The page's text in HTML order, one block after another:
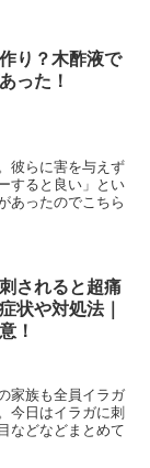
り？木酢液で
った！
彼らに害を与えず
すると良い」とい
あったのでこちら
されると超痛
状や対処法｜
！
家族も全員イラガ
今日はイラガに刺
などなどまとめて